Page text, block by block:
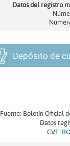
Datos del registro
Depósito de
Fuente: Boletín Oficial
Datos
CVE: